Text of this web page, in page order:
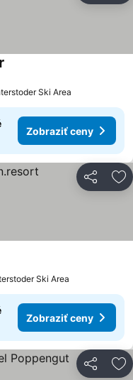
Ski Area
Zobraziť ceny
Zdieľať
Ski Area
Zobraziť ceny
Zdieľať